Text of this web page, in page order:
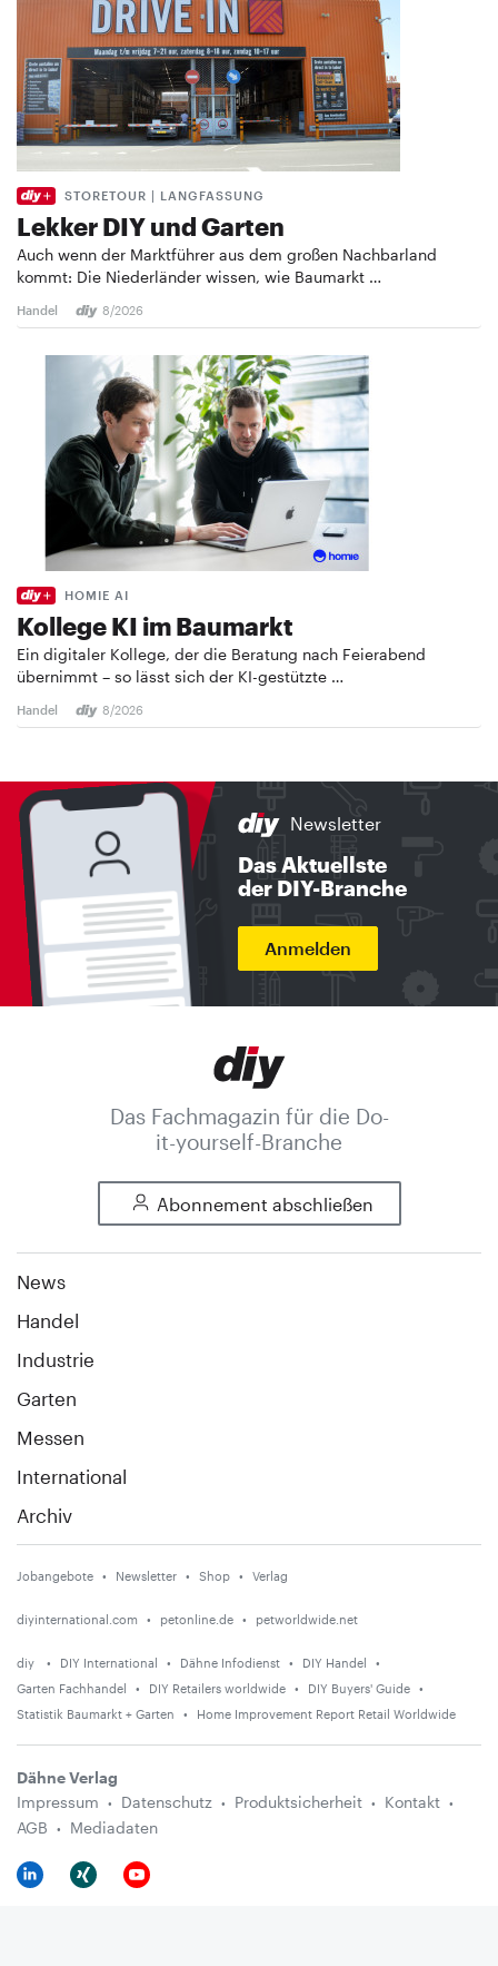
STORETOUR | LANGFASSUNG
Lekker DIY und Garten
Auch wenn der Marktführer aus dem großen Nachbarland
kommt: Die Niederländer wissen, wie Baumarkt …
Handel 8/2026
HOMIE AI
Kollege KI im Baumarkt
Ein digitaler Kollege, der die Beratung nach Feierabend
übernimmt – so lässt sich der KI-gestützte …
Handel 8/2026
Newsletter
Das Aktuellste
der DIY-Branche
Anmelden
Das Fachmagazin für die Do-
it-yourself-Branche
Abonnement abschließen
News
Handel
Industrie
Garten
Messen
International
Archiv
Jobangebote Newsletter Shop Verlag
diyinternational.com petonline.de petworldwide.net
diy DIY International Dähne Infodienst
DIY Handel
Garten Fachhandel
DIY Retailers worldwide
DIY Buyers' Guide
Statistik Baumarkt + Garten
Home Improvement Report Retail Worldwide
Dähne Verlag
Impressum
Datenschutz Produktsicherheit
Kontakt
AGB
Mediadaten